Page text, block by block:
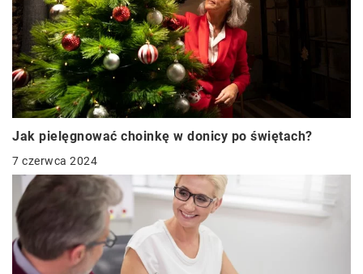
Jak pielęgnować choinkę w donicy po świętach?
7 czerwca 2024